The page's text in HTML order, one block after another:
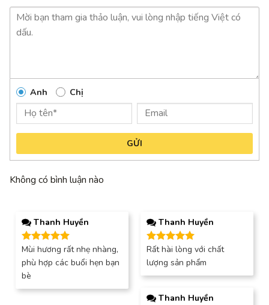
Anh Chị
GỬI
Không có bình luận nào
Thanh Huyền
Được xếp
hạng55
sao
Mùi hương rất nhẹ nhàng,
phù hợp các buổi hẹn bạn
bè
Thanh Huyền
Được xếp
hạng 55
sao
Rất hài lòng với chất
lượng sản phẩm
Thanh Huyền